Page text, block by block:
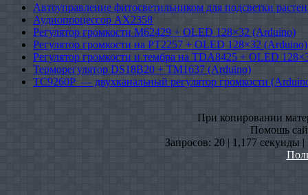
Автоуправление фитосветильником для подсветки
Аудиопроцессор AX2358
Регулятор громкости M62429 + OLED 128×32 (Arduino)
Регулятор громкости на PT2257 + OLED 128×32 (Arduino)
Регулятор громкости и тембра на TDA8425 + OLED
Терморегулятор DS18B20 + TM1637 (Arduino)
TC9260P — двухканальный регулятор громкости
При копировании
Помошь
Запросов: 20 | 1,177 секунды